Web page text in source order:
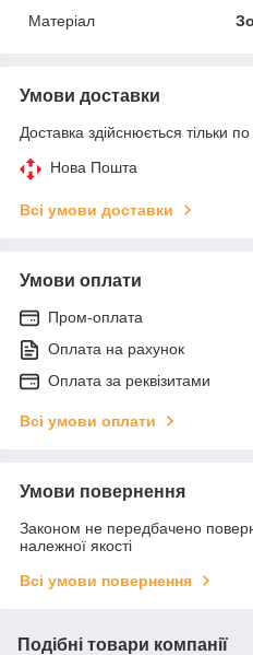
Матеріал
Умови доставки
Доставка здійснюється тільки
Нова Пошта
Всі умови доставки
Умови оплати
Пром-оплата
Оплата на рахунок
Оплата за реквізитами
Всі умови оплати
Умови повернення
Законом не передбачено
належної якості
Всі умови повернення
Подібні товари компанії